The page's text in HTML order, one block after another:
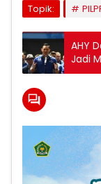
Topik:
AHY
Jadi